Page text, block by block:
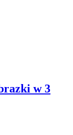
w 3